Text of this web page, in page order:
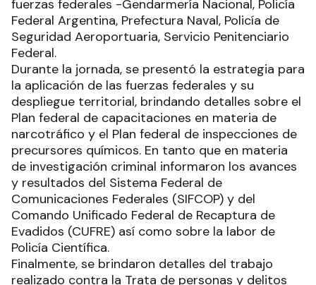
fuerzas federales -Gendarmería Nacional, Policía
Federal Argentina, Prefectura Naval, Policía de
Seguridad Aeroportuaria, Servicio Penitenciario
Federal.
Durante la jornada, se presentó la estrategia para
la aplicación de las fuerzas federales y su
despliegue territorial, brindando detalles sobre el
Plan federal de capacitaciones en materia de
narcotráfico y el Plan federal de inspecciones de
precursores químicos. En tanto que en materia
de investigación criminal informaron los avances
y resultados del Sistema Federal de
Comunicaciones Federales (SIFCOP) y del
Comando Unificado Federal de Recaptura de
Evadidos (CUFRE) así como sobre la labor de
Policía Científica.
Finalmente, se brindaron detalles del trabajo
realizado contra la Trata de personas y delitos